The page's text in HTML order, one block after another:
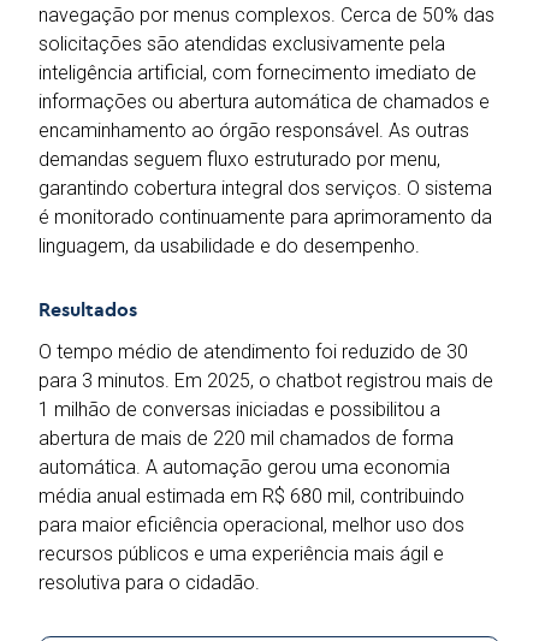
navegação por menus complexos. Cerca de 50% das
solicitações são atendidas exclusivamente pela
inteligência artificial, com fornecimento imediato de
informações ou abertura automática de chamados e
encaminhamento ao órgão responsável. As outras
demandas seguem fluxo estruturado por menu,
garantindo cobertura integral dos serviços. O sistema
é monitorado continuamente para aprimoramento da
linguagem, da usabilidade e do desempenho.
Resultados
O tempo médio de atendimento foi reduzido de 30
para 3 minutos. Em 2025, o chatbot registrou mais de
1 milhão de conversas iniciadas e possibilitou a
abertura de mais de 220 mil chamados de forma
automática. A automação gerou uma economia
média anual estimada em R$ 680 mil, contribuindo
para maior eficiência operacional, melhor uso dos
recursos públicos e uma experiência mais ágil e
resolutiva para o cidadão.